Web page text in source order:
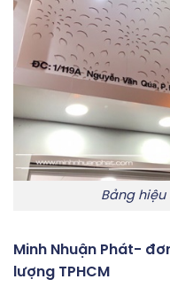
Bảng
Minh Nhuận Phát-
lượng TPHCM